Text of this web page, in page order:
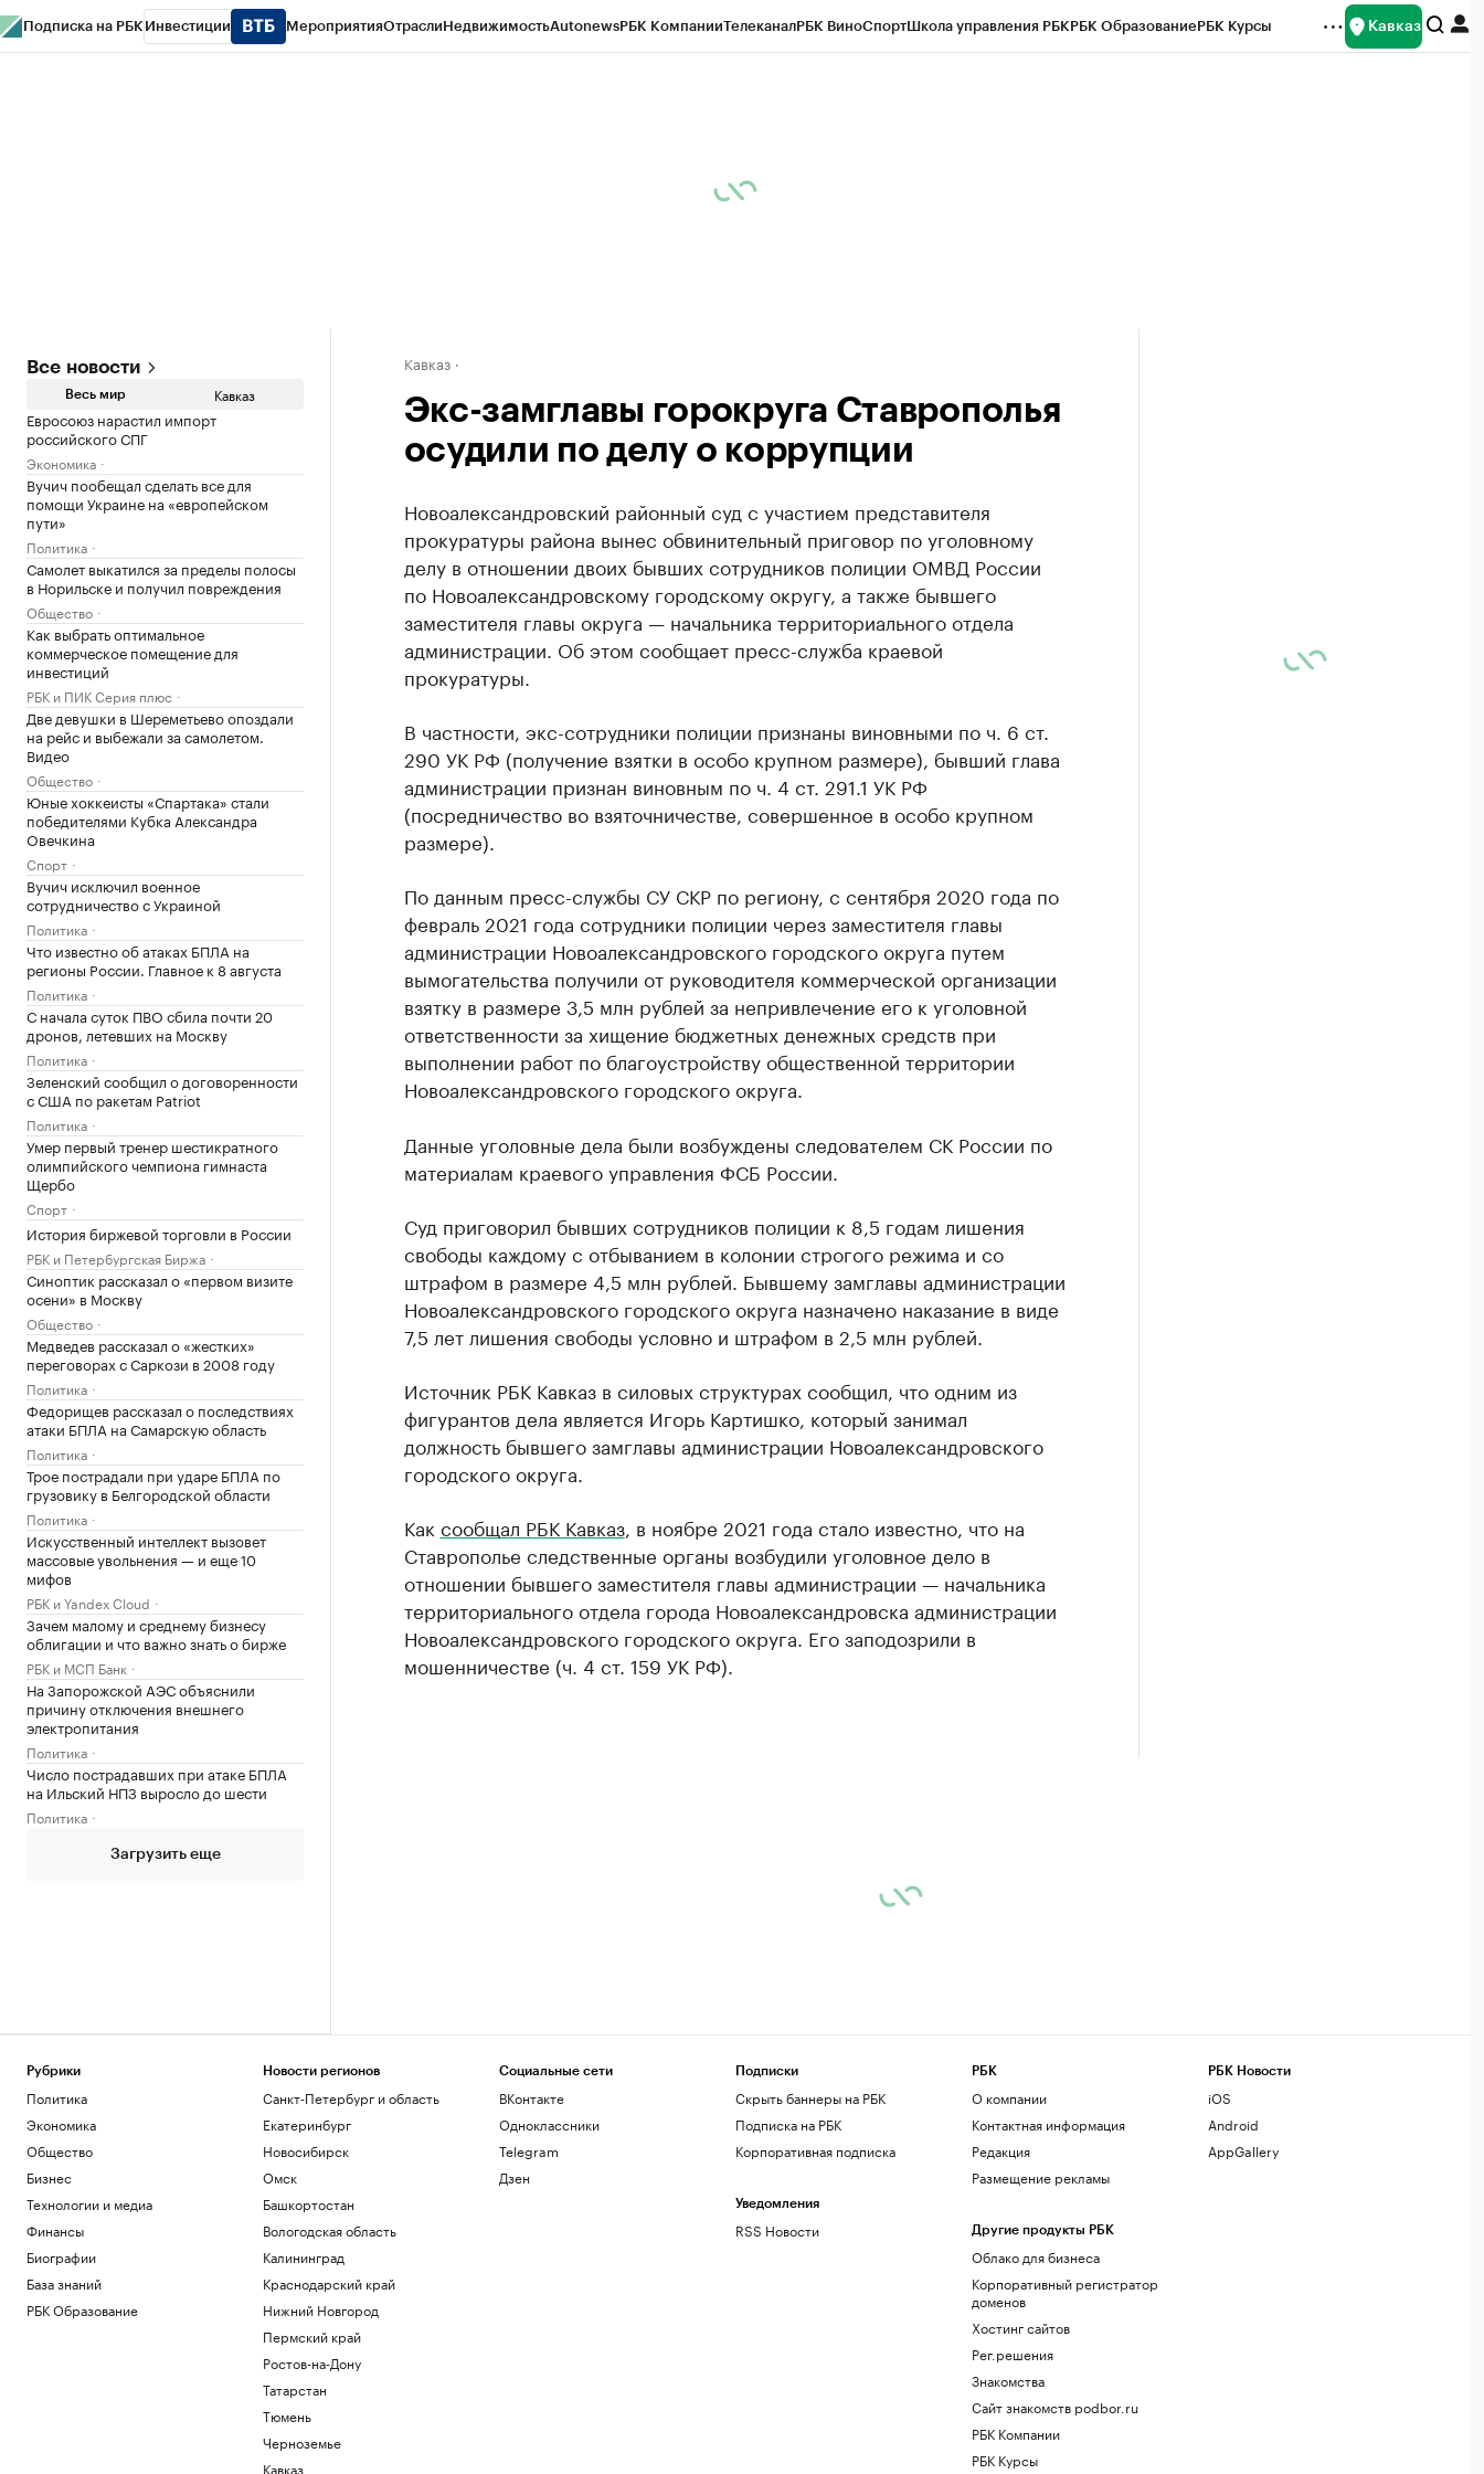
Подписка на РБК Инвестиции МероприятияОтраслиНедвижимостьAutonewsРБК КомпанииТелеканалРБК ВиноСпортШкола управления РБКРБК ОбразованиеРБК Курсы Кавказ
Все новости
Весь мир Кавказ
Евросоюз нарастил импорт
российского СПГ
Экономика
Вучич пообещал сделать все для
помощи Украине на «европейском
пути»
Политика
Самолет выкатился за пределы полосы
в Норильске и получил повреждения
Общество
Как выбрать оптимальное
коммерческое помещение для
инвестиций
РБК и ПИК Серия плюс
Две девушки в Шереметьево опоздали
на рейс и выбежали за самолетом.
Видео
Общество
Юные хоккеисты «Спартака» стали
победителями Кубка Александра
Овечкина
Спорт
Вучич исключил военное
сотрудничество с Украиной
Политика
Что известно об атаках БПЛА на
регионы России. Главное к 8 августа
Политика
С начала суток ПВО сбила почти 20
дронов, летевших на Москву
Политика
Зеленский сообщил о договоренности
с США по ракетам Patriot
Политика
Умер первый тренер шестикратного
олимпийского чемпиона гимнаста
Щербо
Спорт
История биржевой торговли в России
РБК и Петербургская Биржа
Синоптик рассказал о «первом визите
осени» в Москву
Общество
Медведев рассказал о «жестких»
переговорах с Саркози в 2008 году
Политика
Федорищев рассказал о последствиях
атаки БПЛА на Самарскую область
Политика
Трое пострадали при ударе БПЛА по
грузовику в Белгородской области
Политика
Искусственный интеллект вызовет
массовые увольнения — и еще 10
мифов
РБК и Yandex Cloud
Зачем малому и среднему бизнесу
облигации и что важно знать о бирже
РБК и МСП Банк
На Запорожской АЭС объяснили
причину отключения внешнего
электропитания
Политика
Число пострадавших при атаке БПЛА
на Ильский НПЗ выросло до шести
Политика
Загрузить еще
Кавказ
Экс-замглавы горокруга Ставрополья
осудили по делу о коррупции
Новоалександровский районный суд с участием представителя
прокуратуры района вынес обвинительный приговор по уголовному
делу в отношении двоих бывших сотрудников полиции ОМВД России
по Новоалександровскому городскому округу, а также бывшего
заместителя главы округа — начальника территориального отдела
администрации. Об этом сообщает пресс-служба краевой
прокуратуры.
В частности, экс-сотрудники полиции признаны виновными по ч. 6 ст.
290 УК РФ (получение взятки в особо крупном размере), бывший глава
администрации признан виновным по ч. 4 ст. 291.1 УК РФ
(посредничество во взяточничестве, совершенное в особо крупном
размере).
По данным пресс-службы СУ СКР по региону, с сентября 2020 года по
февраль 2021 года сотрудники полиции через заместителя главы
администрации Новоалександровского городского округа путем
вымогательства получили от руководителя коммерческой организации
взятку в размере 3,5 млн рублей за непривлечение его к уголовной
ответственности за хищение бюджетных денежных средств при
выполнении работ по благоустройству общественной территории
Новоалександровского городского округа.
Данные уголовные дела были возбуждены следователем СК России по
материалам краевого управления ФСБ России.
Суд приговорил бывших сотрудников полиции к 8,5 годам лишения
свободы каждому с отбыванием в колонии строгого режима и со
штрафом в размере 4,5 млн рублей. Бывшему замглавы администрации
Новоалександровского городского округа назначено наказание в виде
7,5 лет лишения свободы условно и штрафом в 2,5 млн рублей.
Источник РБК Кавказ в силовых структурах сообщил, что одним из
фигурантов дела является Игорь Картишко, который занимал
должность бывшего замглавы администрации Новоалександровского
городского округа.
Как сообщал РБК Кавказ, в ноябре 2021 года стало известно, что на
Ставрополье следственные органы возбудили уголовное дело в
отношении бывшего заместителя главы администрации — начальника
территориального отдела города Новоалександровска администрации
Новоалександровского городского округа. Его заподозрили в
мошенничестве (ч. 4 ст. 159 УК РФ).
Рубрики
Политика
Экономика
Общество
Бизнес
Технологии и медиа
Финансы
Биографии
База знаний
РБК Образование
Новости регионов
Санкт-Петербург и область
Екатеринбург
Новосибирск
Омск
Башкортостан
Вологодская область
Калининград
Краснодарский край
Нижний Новгород
Пермский край
Ростов-на-Дону
Татарстан
Тюмень
Черноземье
Кавказ
Социальные сети
ВКонтакте
Одноклассники
Telegram
Дзен
Подписки
Скрыть баннеры на РБК
Подписка на РБК
Корпоративная подписка
Уведомления
RSS Новости
РБК
О компании
Контактная информация
Редакция
Размещение рекламы
Другие продукты РБК
Облако для бизнеса
Корпоративный регистратор
доменов
Хостинг сайтов
Рег.решения
Знакомства
Сайт знакомств podbor.ru
РБК Компании
РБК Курсы
РБК Новости
iOS
Android
AppGallery